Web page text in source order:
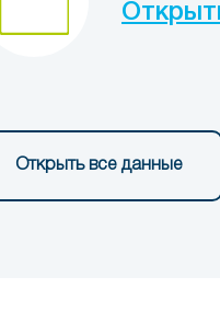
Открыть все данные